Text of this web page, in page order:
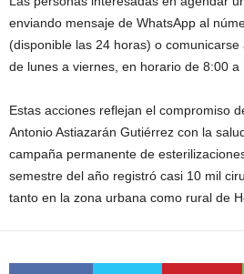
enviando mensaje de WhatsApp al
(disponible las 24 horas) o
de lunes a viernes, en horario de 8:00 a
Estas acciones reflejan el compromiso
Antonio Astiazarán Gutiérrez con la
campaña permanente de
semestre del año registró casi 10 mil
tanto en la zona urbana como rural de